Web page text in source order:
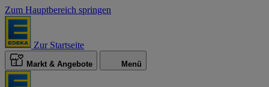
Zum Hauptbereich springen
Zur Startseite
Markt & Angebote Menü